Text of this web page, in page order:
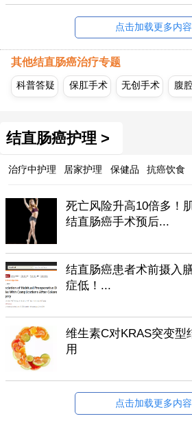
点击加载更多内容
其他结直肠癌治疗专题
科普答疑 保肛手术 无创手术 腹
结直肠癌护理 >
治疗中护理 居家护理 保健品 抗癌饮食
死亡风险升高10倍多！
结直肠癌手术预后...
结直肠癌患者术前摄入
症低！...
维生素C对KRAS突变型
用
点击加载更多内容